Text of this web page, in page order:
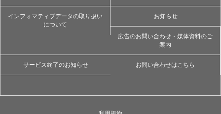
インフォマティブデータの取り扱い
について
お知らせ
広告のお問い合わせ・媒体資料のご
案内
サービス終了のお知らせ お問い合わせはこちら